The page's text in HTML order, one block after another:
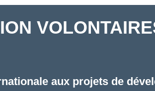
aux projets de